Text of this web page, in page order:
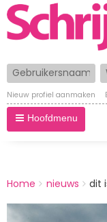
Gebruikersnaam
Nieuw profiel aanmaken
Hoofdmenu
BREADCRUMBS
You
Home nieuws
dit
Afbeelding